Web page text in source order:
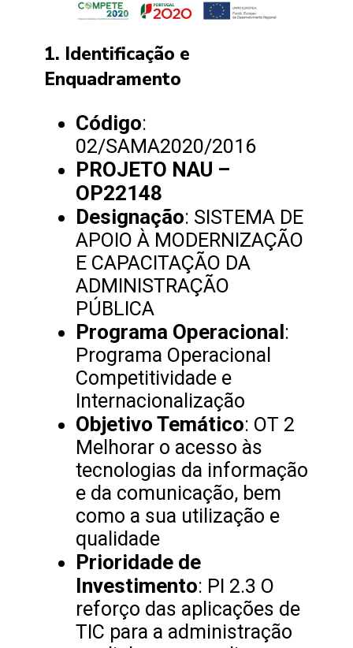
1. Identificação e
Enquadramento
Código:
02/SAMA2020/2016
PROJETO NAU –
OP22148
Designação: SISTEMA DE
APOIO À MODERNIZAÇÃO
E CAPACITAÇÃO DA
ADMINISTRAÇÃO
PÚBLICA
Programa Operacional:
Programa Operacional
Competitividade e
Internacionalização
Objetivo Temático: OT 2
Melhorar o acesso às
tecnologias da informação
e da comunicação, bem
como a sua utilização e
qualidade
Prioridade de
Investimento: PI 2.3 O
reforço das aplicações de
TIC para a administração